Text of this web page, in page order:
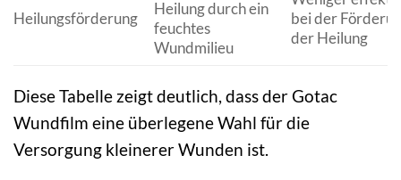
Heilungsförderung
Heilung durch ein
feuchtes
Wundmilieu
bei der
der Heilung
Diese Tabelle zeigt deutlich, dass der Gotac
Wundfilm eine überlegene Wahl für die
Versorgung kleinerer Wunden ist.